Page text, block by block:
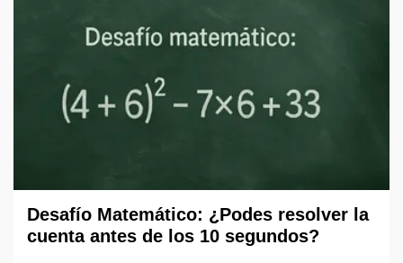
Desafío Matemático: ¿Podes resolver la
cuenta antes de los 10 segundos?